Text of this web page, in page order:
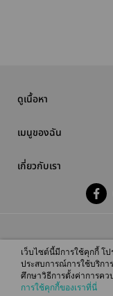
ดูเนื้อหา
เมนูของฉัน
เกี่ยวกับเรา
© 2026
This site is protected by
เว็บไซต์นี้มีการใช้คุกกี้ โ
ประสบการณ์การใช้บริก
ศึกษาวิธีการตั้งค่าการค
การใช้คุกกี้ของเราที่นี่